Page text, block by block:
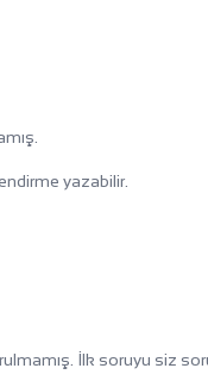
yazabilir.
İlk soruyu siz